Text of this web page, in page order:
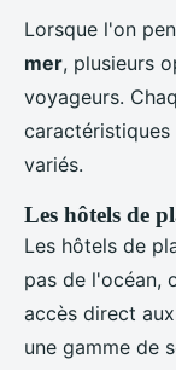
Lorsque l'on
mer, plusieurs
voyageurs.
caractéristiques
variés.
Les hôtels de
Les hôtels de
pas de l'océan,
accès direct
une gamme de